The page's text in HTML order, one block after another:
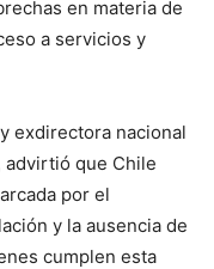
en materia de
a servicios y
exdirectora nacional
advirtió que Chile
por el
y la ausencia de
cumplen esta